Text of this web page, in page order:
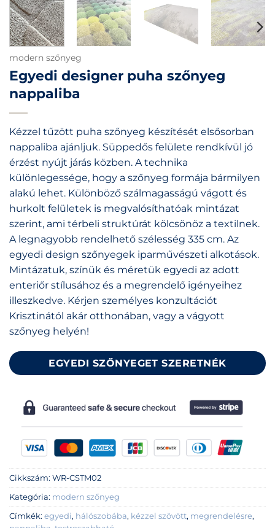
modern szőnyeg
Egyedi designer puha szőnyeg
nappaliba
Kézzel tűzött puha szőnyeg készítését elsősorban
nappaliba ajánljuk. Süppedős felülete rendkívül jó
érzést nyújt járás közben. A technika
különlegessége, hogy a szőnyeg formája bármilyen
alakú lehet. Különböző szálmagasságú vágott és
hurkolt felületek is megvalósíthatóak mintázat
szerint, ami térbeli struktúrát kölcsönöz a textilnek.
A legnagyobb rendelhető szélesség 335 cm. Az
egyedi design szőnyegek iparművészeti alkotások.
Mintázatuk, színük és méretük egyedi az adott
enteriőr stílusához és a megrendelő igényeihez
illeszkedve. Kérjen személyes konzultációt
Krisztinától akár otthonában, vagy a vágyott
szőnyeg helyén!
EGYEDI SZŐNYEGET SZERETNÉK
Cikkszám: WR-CSTM02
Kategória: modern szőnyeg
Címkék: egyedi, hálószobába, kézzel szövött, megrendelésre,